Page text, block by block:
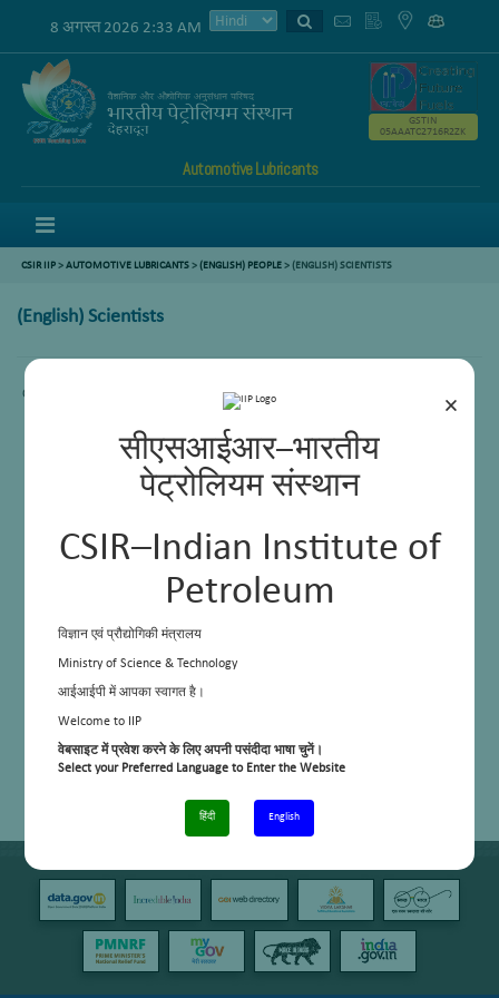
×
सीएसआईआर–भारतीय
पेट्रोलियम संस्थान
CSIR–Indian Institute of
Petroleum
विज्ञान एवं प्रौद्योगिकी मंत्रालय
Ministry of Science & Technology
आईआईपी में आपका स्वागत है।
Welcome to IIP
वेबसाइट में प्रवेश करने के लिए अपनी पसंदीदा भाषा चुनें।
Select your Preferred Language to Enter the Website
हिंदी English
8 अगस्त 2026 2:33 AM
Automotive Lubricants
GSTIN
05AAATC2716R2ZK
CSIR IIP>AUTOMOTIVE LUBRICANTS>(ENGLISH) PEOPLE> (ENGLISH) SCIENTISTS
(English) Scientists
Content not available.